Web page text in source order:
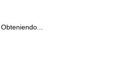
Obteniendo...